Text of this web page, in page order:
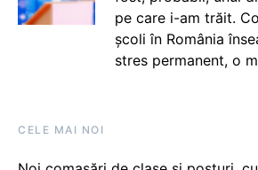
pe care i-am trăit.
școli în România
stres permanent, o
CELE MAI NOI